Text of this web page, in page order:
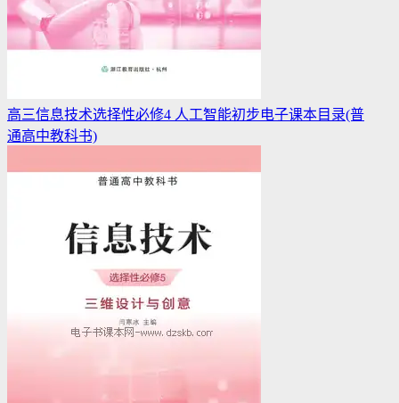
高三信息技术选择性必修4 人工智能初步电子课本目录(普
通高中教科书)